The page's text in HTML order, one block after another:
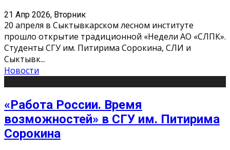
21 Апр 2026, Вторник
20 апреля в Сыктывкарском лесном институте
прошло открытие традиционной «Недели АО «СЛПК».
Студенты СГУ им. Питирима Сорокина, СЛИ и
Сыктывк...
Новости
«Работа России. Время
возможностей» в СГУ им. Питирима
Сорокина